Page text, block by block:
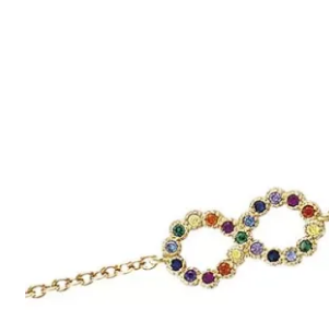
Nos offres bijoux